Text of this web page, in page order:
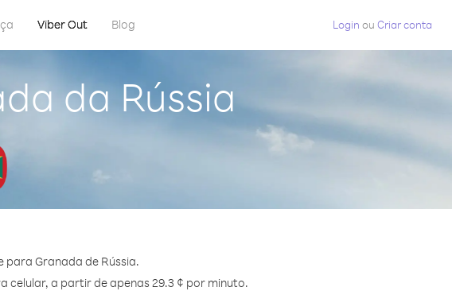
Viber Out Blog Login ou Criar conta
da Rússia
para Granada de Rússia.
a partir de apenas 29.3 ¢ por minuto.